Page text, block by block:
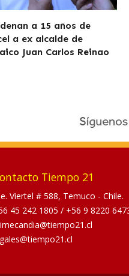
a 15 años de
a ex alcalde de
Juan Carlos Reinao
Tiempo 21
Viertel # 588, Temuco - Chile.
45 242 1805 / +56 9 8220